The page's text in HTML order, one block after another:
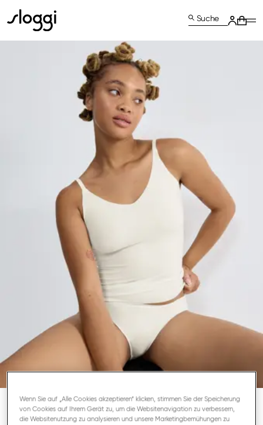
Suche
SLOGGI ZERO FEEL
Wenn Sie auf „Alle Cookies akzeptieren“ klicken, stimmen Sie der Speicherung
von Cookies auf Ihrem Gerät zu, um die Websitenavigation zu verbessern,
die Websitenutzung zu analysieren und unsere Marketingbemühungen zu